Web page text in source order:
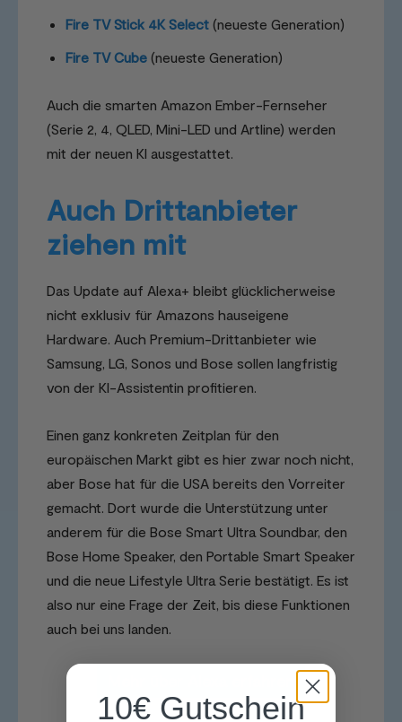
Fire TV Stick 4K Select (neueste Generation)
Fire TV Cube (neueste Generation)
Auch die smarten Amazon Ember-Fernseher
(Serie 2, 4, QLED, Mini-LED und Artline) werden
mit der neuen KI ausgestattet.
Auch Drittanbieter
ziehen mit
Das Update auf Alexa+ bleibt glücklicherweise
nicht exklusiv für Amazons hauseigene
Hardware. Auch Premium-Drittanbieter wie
Samsung, LG, Sonos und Bose sollen langfristig
von der KI-Assistentin profitieren.
Einen ganz konkreten Zeitplan für den
europäischen Markt gibt es hier zwar noch nicht,
aber Bose hat für die USA bereits den Vorreiter
gemacht. Dort wurde die Unterstützung unter
anderem für die Bose Smart Ultra Soundbar, den
Bose Home Speaker, den Portable Smart Speaker
und die neue Lifestyle Ultra Serie bestätigt. Es ist
also nur eine Frage der Zeit, bis diese Funktionen
auch bei uns landen.
10€ Gutschein